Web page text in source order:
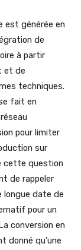
est générée en
de
à partir
et de
techniques.
fait en
pour limiter
sur
cette question
de rappeler
longue date de
pour un
conversion en
donné qu’une